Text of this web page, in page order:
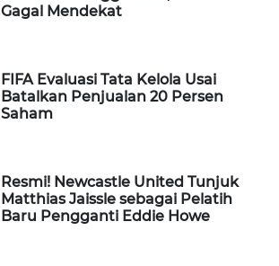
Gagal Mendekat
FIFA Evaluasi Tata Kelola Usai
Batalkan Penjualan 20 Persen
Saham
Resmi! Newcastle United Tunjuk
Matthias Jaissle sebagai Pelatih
Baru Pengganti Eddie Howe